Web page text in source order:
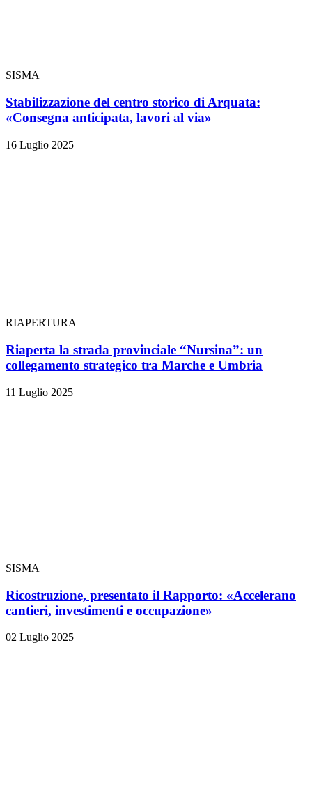
SISMA
Stabilizzazione del centro storico di Arquata:
«Consegna anticipata, lavori al via»
16 Luglio 2025
RIAPERTURA
Riaperta la strada provinciale “Nursina”: un
collegamento strategico tra Marche e Umbria
11 Luglio 2025
SISMA
Ricostruzione, presentato il Rapporto: «Accelerano
cantieri, investimenti e occupazione»
02 Luglio 2025